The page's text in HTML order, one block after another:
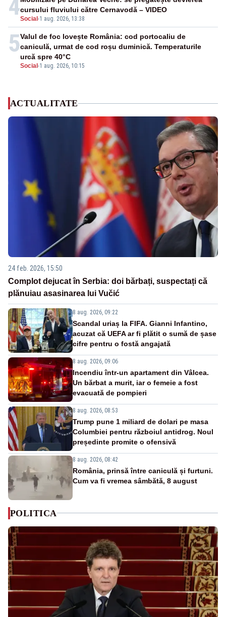
4Social -1 aug. 2026, 13:38
cursului fluviului către Cernavodă – VIDEO
5
Social -1 aug. 2026, 10:15
Valul de foc lovește România: cod portocaliu de
caniculă, urmat de cod roșu duminică. Temperaturile
urcă spre 40°C
ACTUALITATE
24 feb. 2026, 15:50
Complot dejucat în Serbia: doi bărbați, suspectați că
plănuiau asasinarea lui Vučić
8 aug. 2026, 09:22
Scandal uriaș la FIFA. Gianni Infantino,
acuzat că UEFA ar fi plătit o sumă de șase
cifre pentru o fostă angajată
8 aug. 2026, 09:06
Incendiu într-un apartament din Vâlcea.
Un bărbat a murit, iar o femeie a fost
evacuată de pompieri
8 aug. 2026, 08:53
Trump pune 1 miliard de dolari pe masa
Columbiei pentru războiul antidrog. Noul
președinte promite o ofensivă
8 aug. 2026, 08:42
România, prinsă între caniculă și furtuni.
Cum va fi vremea sâmbătă, 8 august
POLITICA